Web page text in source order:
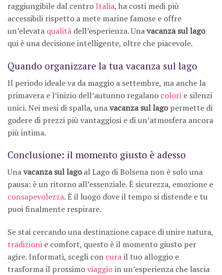
raggiungibile dal centroItalia, ha costi medi più
accessibili rispetto a mete marine famose e offre
un’elevata qualità dell’esperienza. Unavacanza sul lago
qui è una decisione intelligente, oltre che piacevole.
Quando organizzare la tua vacanza sul lago
Il periodo ideale va da maggio a settembre, ma anche la
primavera e l’inizio dell’autunno regalano colori e silenzi
unici. Nei mesi di spalla, unavacanza sul lagopermette di
godere di prezzi più vantaggiosi e di un’atmosfera ancora
più intima.
Conclusione: il momento giusto è adesso
Unavacanza sul lagoal Lago di Bolsena non è solo una
pausa: è un ritorno all’essenziale. È sicurezza, emozione e
consapevolezza. È il luogo dove il tempo si distende e tu
puoi finalmente respirare.
Se stai cercando una destinazione capace di unire natura,
tradizioni e comfort, questo è il momento giusto per
agire. Informati, scegli con curail tuo alloggio e
trasforma il prossimoviaggioin un’esperienza che lascia